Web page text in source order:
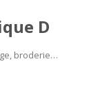
D
broderie…